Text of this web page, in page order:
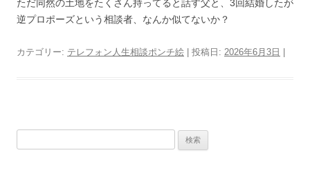
ただ同然の土地をたくさん持ってると話す父と、3回結婚したが
逆プロポーズという相談者、なんか似てないか？
カテゴリー: テレフォン人生相談ポンチ絵 | 投稿日: 2026年6月3日